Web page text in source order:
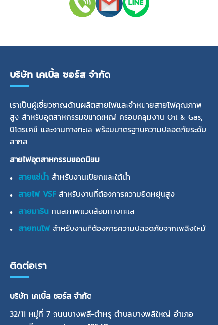
บริษัท เคเบิ้ล ซอร์ส จำกัด
เราเป็นผู้เชี่ยวชาญด้านผลิตสายไฟและจำหน่ายสายไฟคุณภาพ
สูง สำหรับอุตสาหกรรมขนาดใหญ่ ครอบคลุมงาน Oil & Gas,
ปิโตรเคมี และงานทางทะเล พร้อมมาตรฐานความปลอดภัยระดับ
สากล
สายไฟอุตสาหกรรมยอดนิยม
สายแช่น้ำ สำหรับงานเปียกและใต้น้ำ
สายไฟ VSF สำหรับงานที่ต้องการความยืดหยุ่นสูง
สายมารีน ทนสภาพแวดล้อมทางทะเล
สายทนไฟ สำหรับงานที่ต้องการความปลอดภัยจากเพลิงไหม้
ติดต่อเรา
บริษัท เคเบิ้ล ซอร์ส จำกัด
32/11 หมู่ที่ 7 ถนนบางพลี-ตำหรุ ตำบลบางพลีใหญ่ อำเภอ